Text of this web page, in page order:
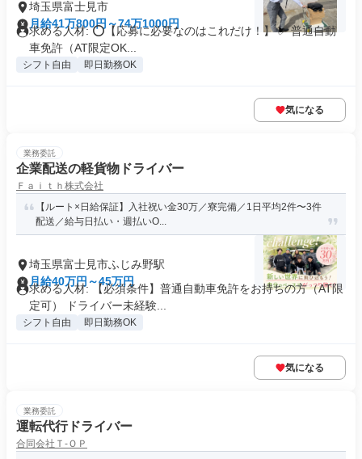
埼玉県富士見市
月給41万800円～74万1000円
求める人材: ⭕️【応募に必要なのはこれだけ！】 ✅ 普通自動
車免許（AT限定OK...
シフト自由 即日勤務OK
気になる
業務委託
企業配送の軽貨物ドライバー
Ｆａｉｔｈ株式会社
【ルート×日給保証】入社祝い金30万／寮完備／1日平均2件〜3件
配送／給与日払い・週払いO...
埼玉県富士見市ふじみ野駅
月給40万円～45万円
求める人材: 【必須条件】普通自動車免許をお持ちの方（AT限
定可） ドライバー未経験...
シフト自由 即日勤務OK
気になる
業務委託
運転代行ドライバー
合同会社Ｔ‐ＯＰ